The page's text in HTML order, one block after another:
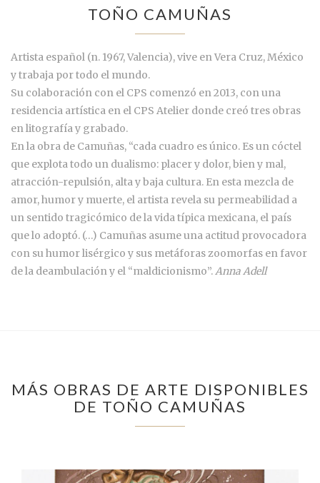
TOÑO CAMUÑAS
Artista español (n. 1967, Valencia), vive en Vera Cruz, México
y trabaja por todo el mundo.
Su colaboración con el CPS comenzó en 2013, con una
residencia artística en el CPS Atelier donde creó tres obras
en litografía y grabado.
En la obra de Camuñas, “cada cuadro es único. Es un cóctel
que explota todo un dualismo: placer y dolor, bien y mal,
atracción-repulsión, alta y baja cultura. En esta mezcla de
amor, humor y muerte, el artista revela su permeabilidad a
un sentido tragicómico de la vida típica mexicana, el país
que lo adoptó. (…) Camuñas asume una actitud provocadora
con su humor lisérgico y sus metáforas zoomorfas en favor
de la deambulación y el “maldicionismo”. Anna Adell
MÁS OBRAS DE ARTE DISPONIBLES
DE TOÑO CAMUÑAS